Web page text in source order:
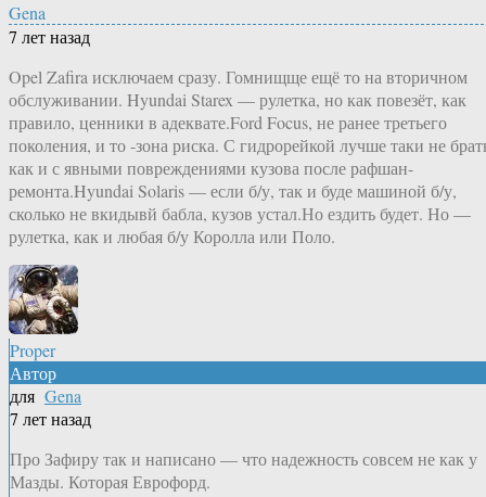
Gena
7 лет назад
Opel Zafira исключаем сразу. Гомнищще ещё то на вторичном
обслуживании. Hyundai Starex — рулетка, но как повезёт, как
правило, ценники в адеквате.Ford Focus, не ранее третьего
поколения, и то -зона риска. С гидрорейкой лучше таки не
как и с явными повреждениями кузова после рафшан-
ремонта.Hyundai Solaris — если б/у, так и буде машиной б/у,
сколько не вкидывй бабла, кузов устал.Но ездить будет. Но —
рулетка, как и любая б/у Королла или Поло.
Proper
Автор
для Gena
7 лет назад
Про Зафиру так и написано — что надежность совсем не как у
Мазды. Которая Еврофорд.